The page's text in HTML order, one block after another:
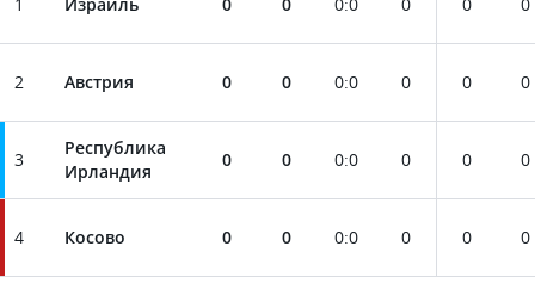
2 Австрия 0 0 0:0 0 0 0
3
Республика
Ирландия
0 0 0:0 0 0 0
4 Косово 0 0 0:0 0 0 0